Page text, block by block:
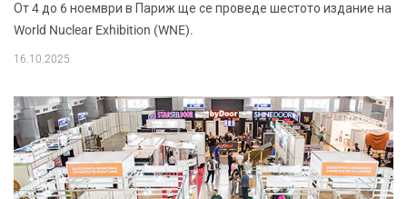
От 4 до 6 ноември в Париж ще се проведе шестото издание на
World Nuclear Exhibition (WNE).
16.10.2025